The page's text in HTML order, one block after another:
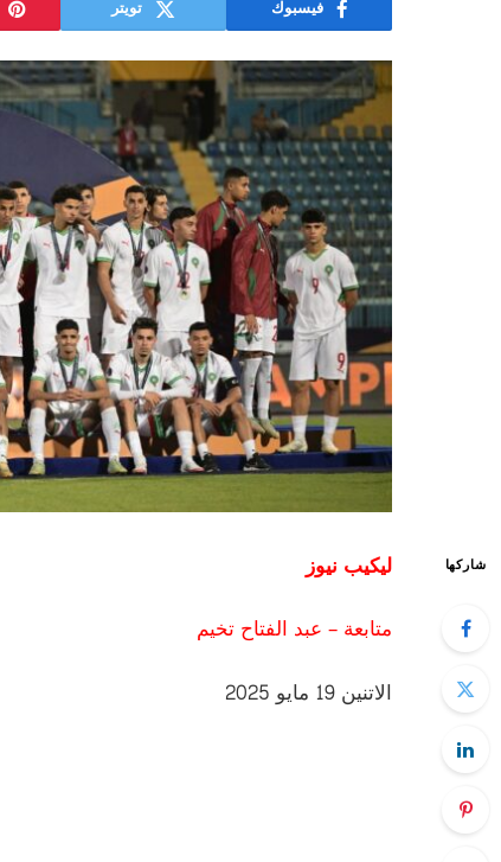
فيسبوك تويتر
شاركها
ليكيب نيوز
متابعة – عبد الفتاح تخيم
الاتنين 19 مايو 2025